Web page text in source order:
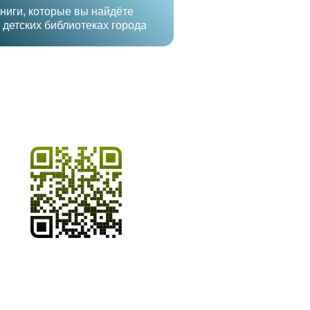
которые вы найдёте
детских библиотеках города